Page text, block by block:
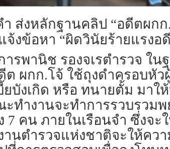
ำ ส่งหลักฐานคลิป “อดีตผ
งข้อหา “ผิดวินัยร้ายแรงอ
ารพานิช รองจเรตำรวจ ​ใ
ผกก.โจ้​ ใช้ถุงดำครอบหัว​
บังเกิด หรือ ทนายตั้ม ​มาใ
ทำงานจะทำการรวบรวม
7​ คน ภายในเรือนจำ​ ซึ่งจ
นตำรวจแห่งชาติจะให้คว